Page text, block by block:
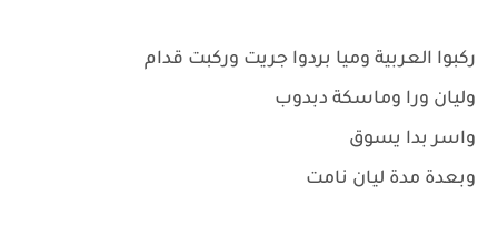
ركبوا العربية وميا بردوا جريت وركبت قدام
وليان ورا وماسكة دبدوب
واسر بدا يسوق
وبعدة مدة ليان نامت